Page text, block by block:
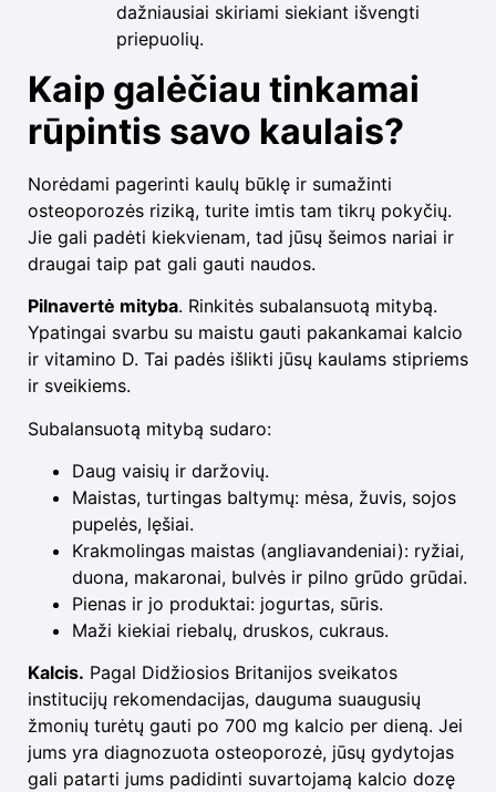
dažniausiai skiriami siekiant išvengti
priepuolių.
Kaip galėčiau tinkamai
rūpintis savo kaulais?
Norėdami pagerinti kaulų būklę ir sumažinti
osteoporozės riziką, turite imtis tam tikrų pokyčių.
Jie gali padėti kiekvienam, tad jūsų šeimos nariai ir
draugai taip pat gali gauti naudos.
Pilnavertė mityba. Rinkitės subalansuotą mitybą.
Ypatingai svarbu su maistu gauti pakankamai kalcio
ir vitamino D. Tai padės išlikti jūsų kaulams stipriems
ir sveikiems.
Subalansuotą mitybą sudaro:
Daug vaisių ir daržovių.
Maistas, turtingas baltymų: mėsa, žuvis, sojos
pupelės, lęšiai.
Krakmolingas maistas (angliavandeniai): ryžiai,
duona, makaronai, bulvės ir pilno grūdo grūdai.
Pienas ir jo produktai: jogurtas, sūris.
Maži kiekiai riebalų, druskos, cukraus.
Kalcis. Pagal Didžiosios Britanijos sveikatos
institucijų rekomendacijas, dauguma suaugusių
žmonių turėtų gauti po 700 mg kalcio per dieną. Jei
jums yra diagnozuota osteoporozė, jūsų gydytojas
gali patarti jums padidinti suvartojamą kalcio dozę